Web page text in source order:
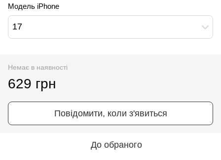
Модель iPhone
17
Немає в наявності
629 грн
Повідомити, коли з'явиться
До обраного